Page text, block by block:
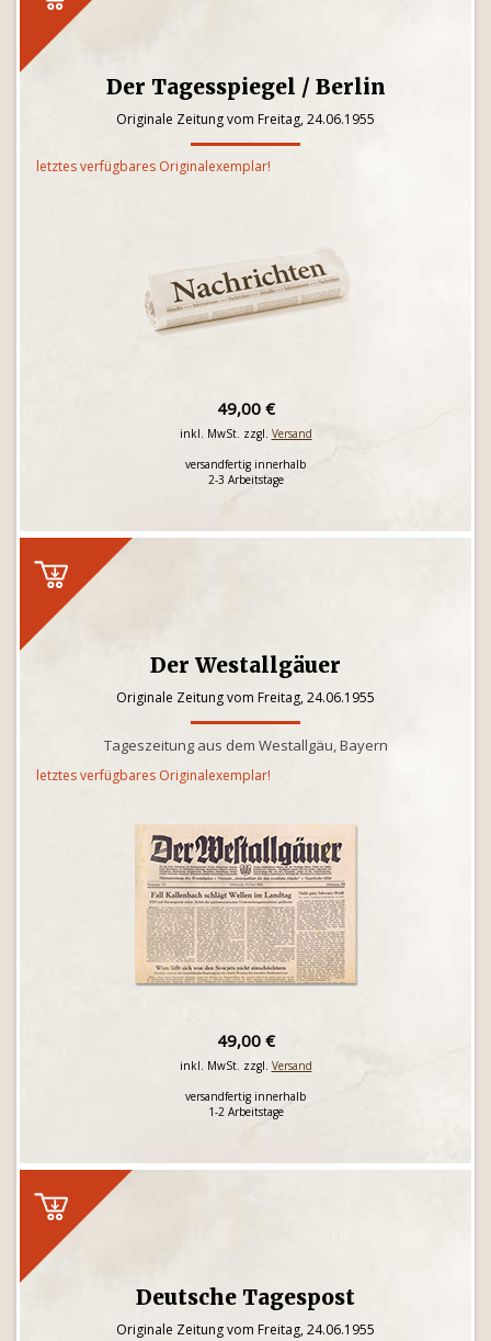
Der Tagesspiegel / Berlin
Originale Zeitung vom Freitag, 24.06.1955
letztes verfügbares Originalexemplar!
49,00 €
inkl. MwSt. zzgl. Versand
versandfertig innerhalb
2-3 Arbeitstage
Der Westallgäuer
Originale Zeitung vom Freitag, 24.06.1955
Tageszeitung aus dem Westallgäu, Bayern
letztes verfügbares Originalexemplar!
49,00 €
inkl. MwSt. zzgl. Versand
versandfertig innerhalb
1-2 Arbeitstage
Deutsche Tagespost
Originale Zeitung vom Freitag, 24.06.1955